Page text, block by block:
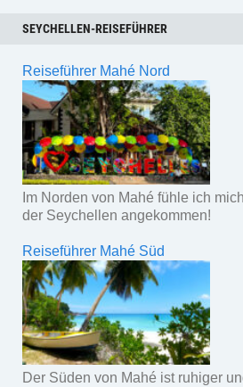
SEYCHELLEN-REISEFÜHRER
Reiseführer Mahé Nord
Im Norden von Mahé fühle ich
der Seychellen angekommen!
Reiseführer Mahé Süd
Der Süden von Mahé ist ruhiger